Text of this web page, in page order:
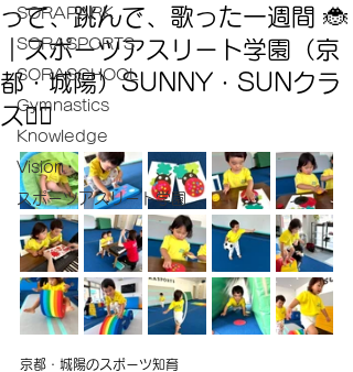
SORAPARK
SORASPORTS
SORASCHOOL
Gymnastics
Knowledge
Vision
スポーツアスリート学園
って、跳んで、歌った一週間 🐞
｜スポーツアスリート学園（京
都・城陽）SUNNY・SUNクラ
ス🤸‍♀️
京都・城陽のスポーツ知育